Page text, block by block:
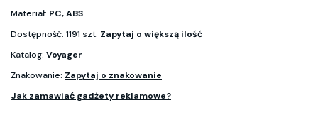
Materiał: PC, ABS
Dostępność: 1191 szt. Zapytaj o większą ilość
Katalog: Voyager
Znakowanie: Zapytaj o znakowanie
Jak zamawiać gadżety reklamowe?